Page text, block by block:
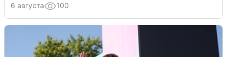
6 августа 100